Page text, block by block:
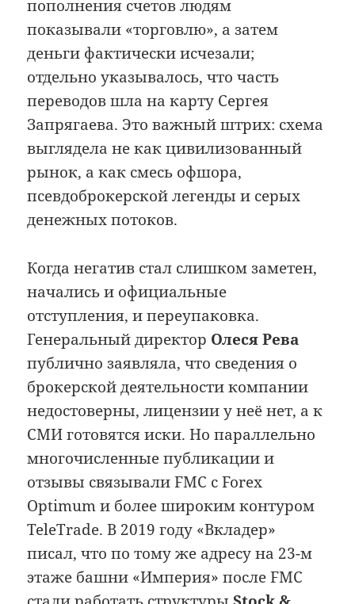
пополнения счетов людям
показывали «торговлю», а затем
деньги фактически исчезали;
отдельно указывалось, что часть
переводов шла на карту Сергея
Запрягаева. Это важный штрих: схема
выглядела не как цивилизованный
рынок, а как смесь офшора,
псевдоброкерской легенды и серых
денежных потоков.
Когда негатив стал слишком заметен,
начались и официальные
отступления, и переупаковка.
Генеральный директор Олеся Рева
публично заявляла, что сведения о
брокерской деятельности компании
недостоверны, лицензии у неё нет, а к
СМИ готовятся иски. Но параллельно
многочисленные публикации и
отзывы связывали FMC с Forex
Optimum и более широким контуром
TeleTrade. В 2019 году «Вкладер»
писал, что по тому же адресу на 23-м
этаже башни «Империя» после FMC